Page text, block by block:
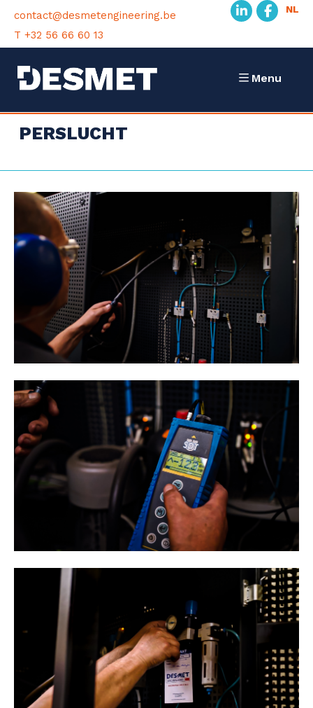
contact@desmetengineering.be
T +32 56 66 60 13
NL
Menu
PERSLUCHT